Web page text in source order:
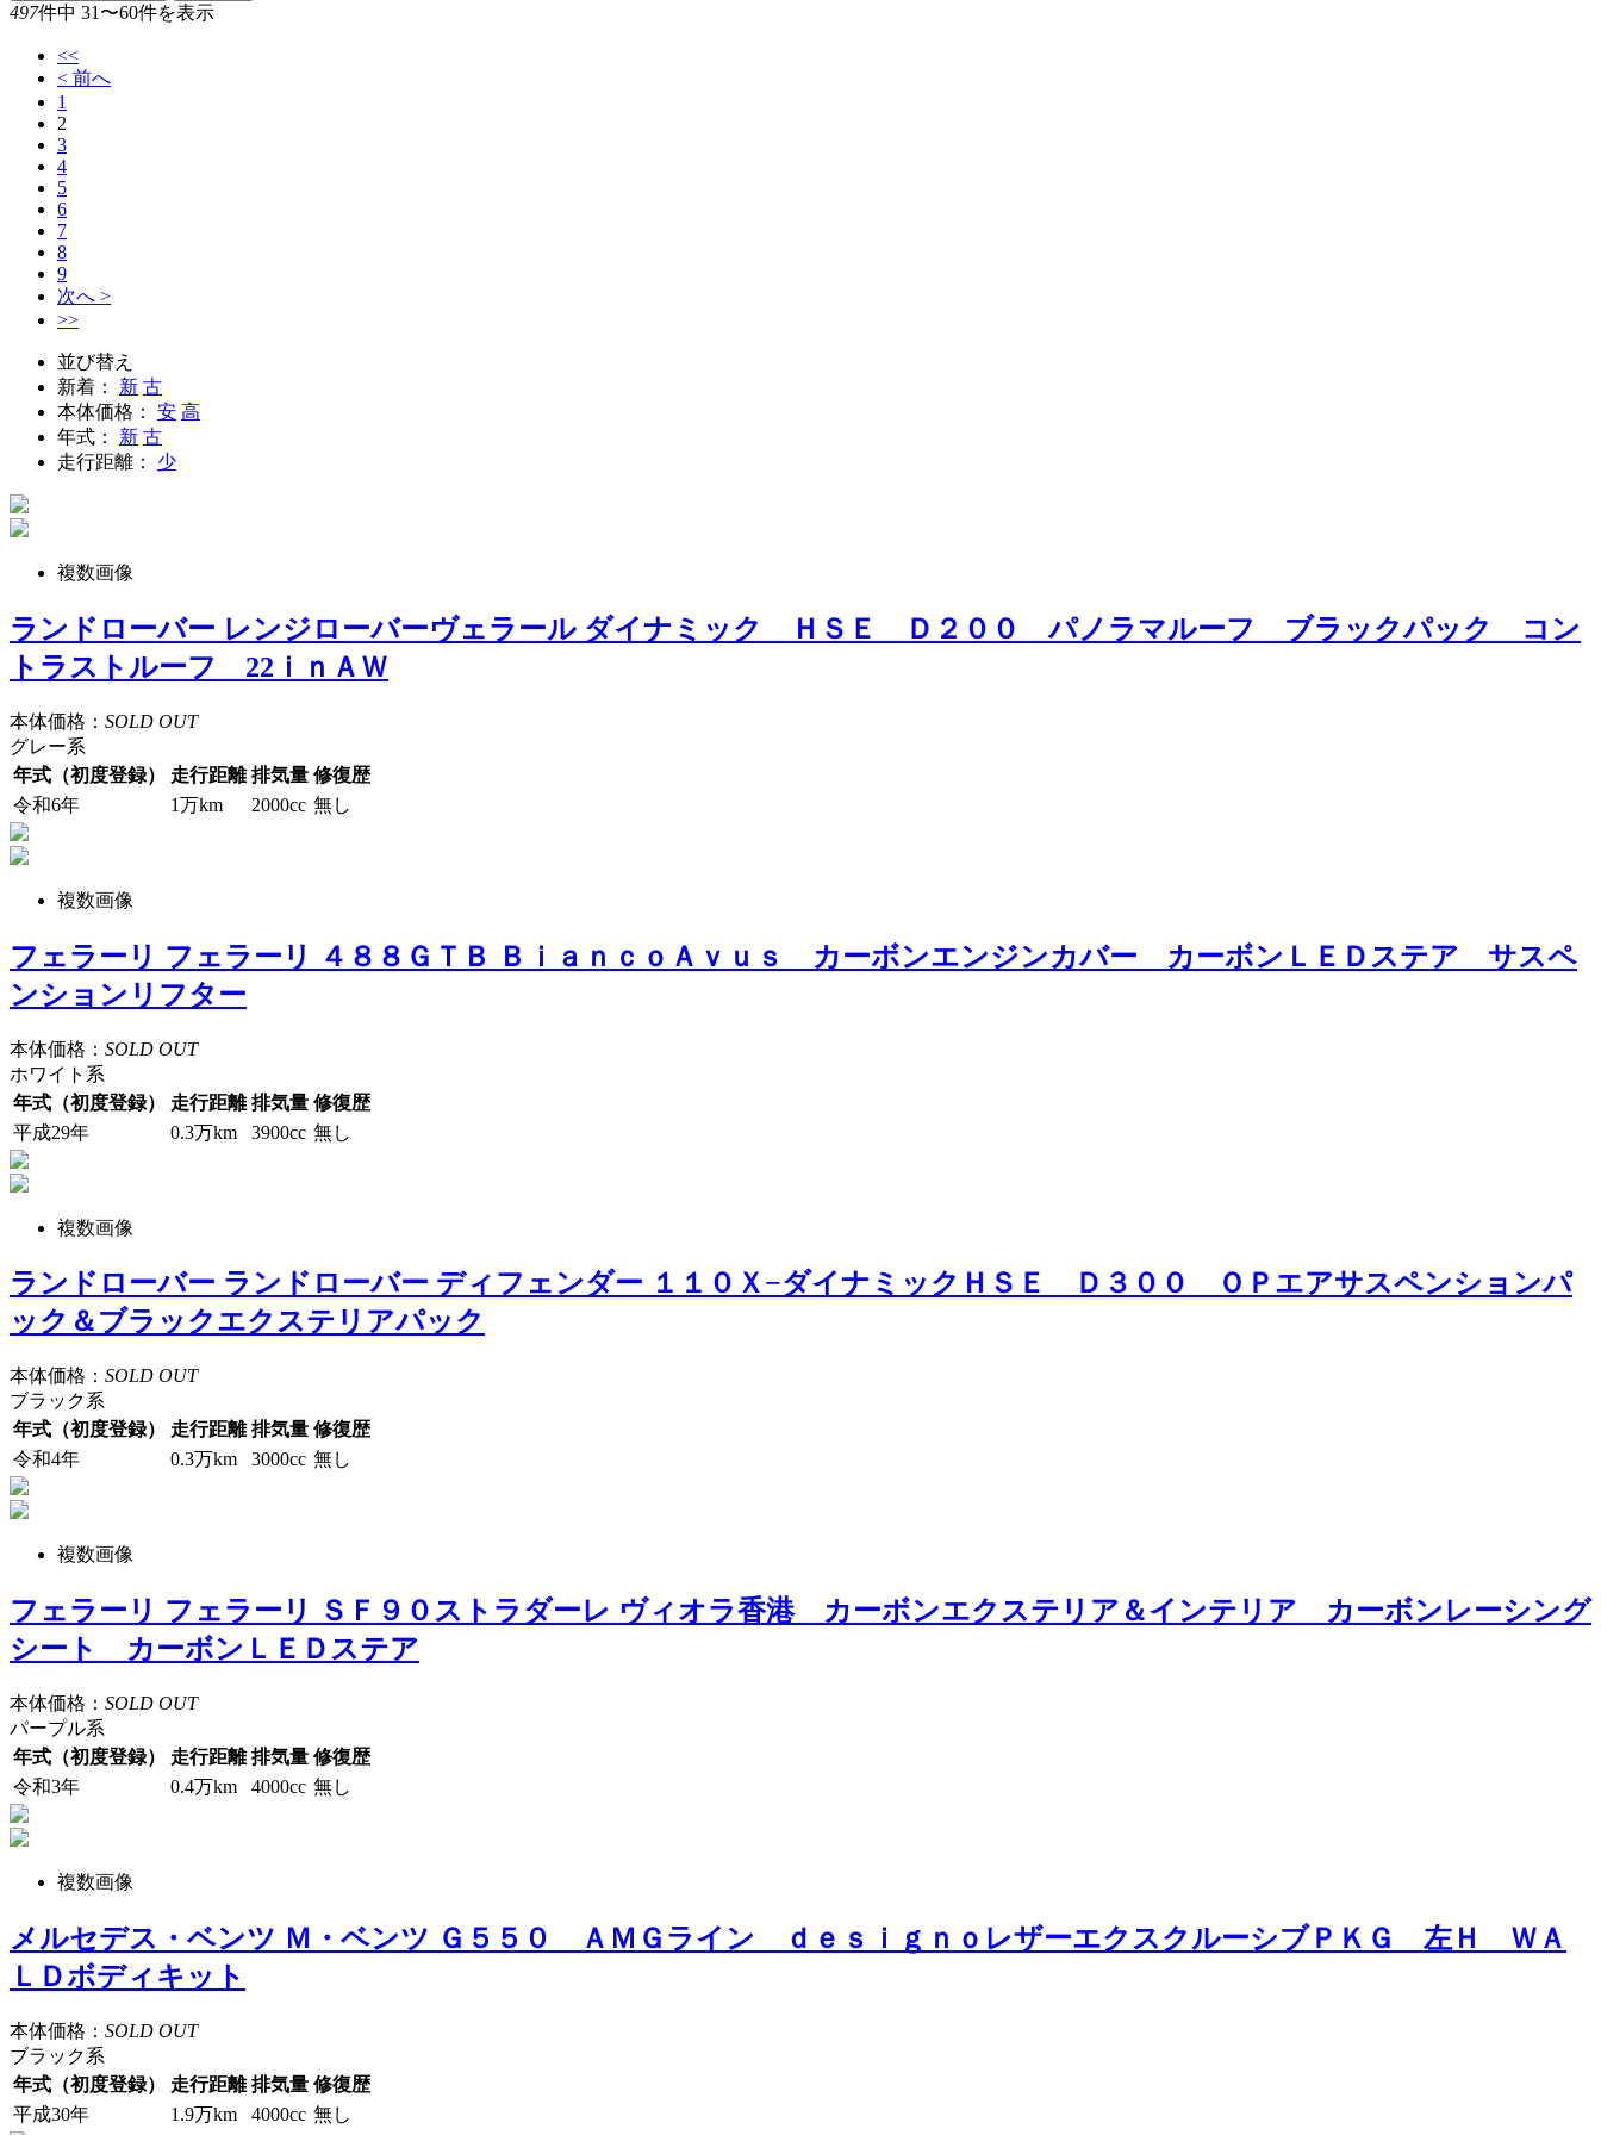
497件中 31〜60件を表示
<<
< 前へ
1
2
3
4
5
6
7
8
9
次へ >
>>
並び替え
新着： 新 古
本体価格： 安 高
年式： 新 古
走行距離： 少
複数画像
ランドローバー レンジローバーヴェラール ダイナミック ＨＳＥ Ｄ２００ パノラマルーフ ブラックパック コン
トラストルーフ 22ｉｎＡＷ
本体価格： SOLD OUT
グレー系
年式（初度登録）
走行距離 排気量 修復歴
令和6年
1万km 2000cc 無し
複数画像
フェラーリ フェラーリ ４８８ＧＴＢ ＢｉａｎｃｏＡｖｕｓ カーボンエンジンカバー カーボンＬＥＤステア サスペ
ンションリフター
本体価格： SOLD OUT
ホワイト系
年式（初度登録）
走行距離 排気量 修復歴
平成29年
0.3万km 3900cc 無し
複数画像
ランドローバー ランドローバー ディフェンダー １１０Ｘ−ダイナミックＨＳＥ Ｄ３００ ＯＰエアサスペンションパ
ック＆ブラックエクステリアパック
本体価格： SOLD OUT
ブラック系
年式（初度登録）
走行距離 排気量 修復歴
令和4年
0.3万km 3000cc 無し
複数画像
フェラーリ フェラーリ ＳＦ９０ストラダーレ ヴィオラ香港 カーボンエクステリア＆インテリア カーボンレーシング
シート カーボンＬＥＤステア
本体価格： SOLD OUT
パープル系
年式（初度登録）
走行距離 排気量 修復歴
令和3年
0.4万km 4000cc 無し
複数画像
メルセデス・ベンツ Ｍ・ベンツ Ｇ５５０ ＡＭＧライン ｄｅｓｉｇｎｏレザーエクスクルーシブＰＫＧ 左Ｈ ＷＡ
ＬＤボディキット
本体価格： SOLD OUT
ブラック系
年式（初度登録）
走行距離 排気量 修復歴
平成30年
1.9万km 4000cc 無し